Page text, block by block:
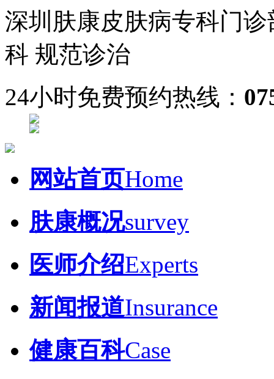
深圳肤康皮肤病专科门诊
科 规范诊治
24小时免费预约热线：
网站首页Home
肤康概况survey
医师介绍Experts
新闻报道Insurance
健康百科Case